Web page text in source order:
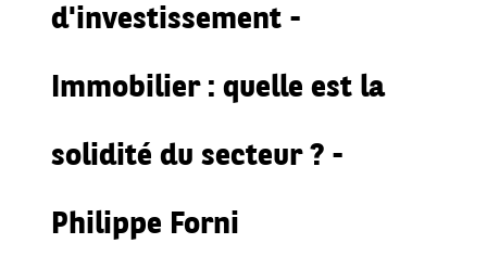
Immobilier : quelle est la
solidité du secteur ? -
Philippe Forni